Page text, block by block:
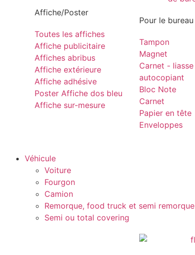
Affiche/Poster
Toutes les affiches
Affiche publicitaire
Affiches abribus
Affiche extérieure
Affiche adhésive
Poster Affiche dos bleu
Affiche sur-mesure
Pour le bureau
Tampon
Magnet
Carnet - liasse
autocopiant
Bloc Note
Carnet
Papier en tête
Enveloppes
Véhicule
Voiture
Fourgon
Camion
Remorque, food truck et semi remorque
Semi ou total covering